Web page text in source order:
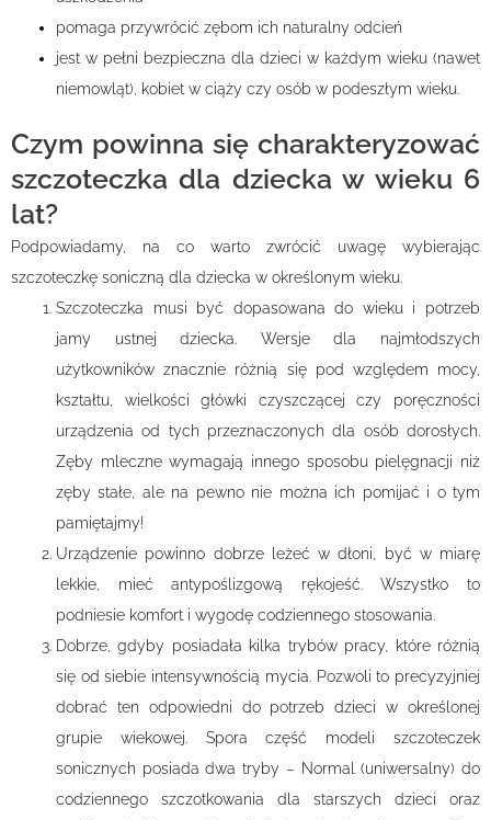
pomaga przywrócić zębom ich naturalny odcień
jest w pełni bezpieczna dla dzieci w każdym wieku (nawet
niemowląt), kobiet w ciąży czy osób w podeszłym wieku.
Czym powinna się charakteryzować
szczoteczka dla dziecka w wieku 6
lat?
Podpowiadamy, na co warto zwrócić uwagę wybierając
szczoteczkę soniczną dla dziecka w określonym wieku.
Szczoteczka musi być dopasowana do wieku i potrzeb
jamy ustnej dziecka. Wersje dla najmłodszych
użytkowników znacznie różnią się pod względem mocy,
kształtu, wielkości główki czyszczącej czy poręczności
urządzenia od tych przeznaczonych dla osób dorosłych.
Zęby mleczne wymagają innego sposobu pielęgnacji niż
zęby stałe, ale na pewno nie można ich pomijać i o tym
pamiętajmy!
Urządzenie powinno dobrze leżeć w dłoni, być w miarę
lekkie, mieć antypoślizgową rękojeść. Wszystko to
podniesie komfort i wygodę codziennego stosowania.
Dobrze, gdyby posiadała kilka trybów pracy, które różnią
się od siebie intensywnością mycia. Pozwoli to precyzyjniej
dobrać ten odpowiedni do potrzeb dzieci w określonej
grupie wiekowej. Spora część modeli szczoteczek
sonicznych posiada dwa tryby – Normal (uniwersalny) do
codziennego szczotkowania dla starszych dzieci oraz